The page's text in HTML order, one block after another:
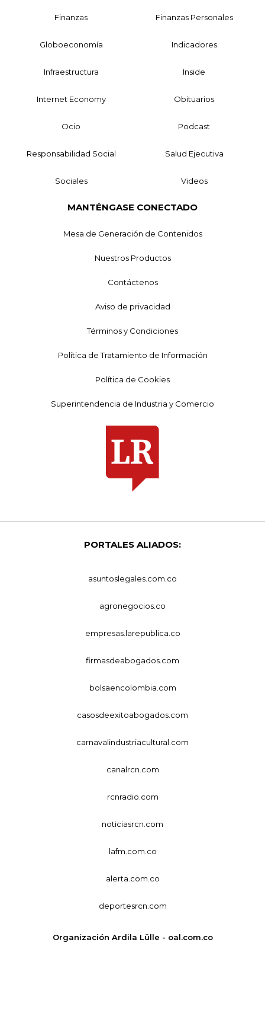
Finanzas Finanzas Personales
Globoeconomía Indicadores
Infraestructura Inside
Internet Economy Obituarios
Ocio Podcast
Responsabilidad Social Salud Ejecutiva
Sociales Videos
MANTÉNGASE CONECTADO
Mesa de Generación de Contenidos
Nuestros Productos
Contáctenos
Aviso de privacidad
Términos y Condiciones
Política de Tratamiento de Información
Política de Cookies
Superintendencia de Industria y Comercio
PORTALES ALIADOS:
asuntoslegales.com.co
agronegocios.co
empresas.larepublica.co
firmasdeabogados.com
bolsaencolombia.com
casosdeexitoabogados.com
carnavalindustriacultural.com
canalrcn.com
rcnradio.com
noticiasrcn.com
lafm.com.co
alerta.com.co
deportesrcn.com
Organización Ardila Lülle - oal.com.co